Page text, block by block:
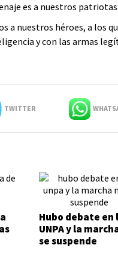
es a nuestros
a nuestros héroes, a los
y con las armas
TWITTER
Hubo debate en
UNPA y la
se suspende